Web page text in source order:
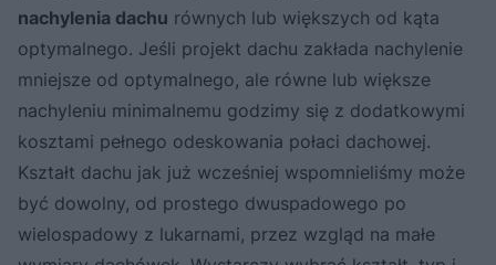
nachylenia dachu równych lub większych od kąta
optymalnego. Jeśli projekt dachu zakłada nachylenie
mniejsze od optymalnego, ale równe lub większe
nachyleniu minimalnemu godzimy się z dodatkowymi
kosztami pełnego odeskowania połaci dachowej.
Kształt dachu jak już wcześniej wspomnieliśmy może
być dowolny, od prostego dwuspadowego po
wielospadowy z lukarnami, przez wzgląd na małe